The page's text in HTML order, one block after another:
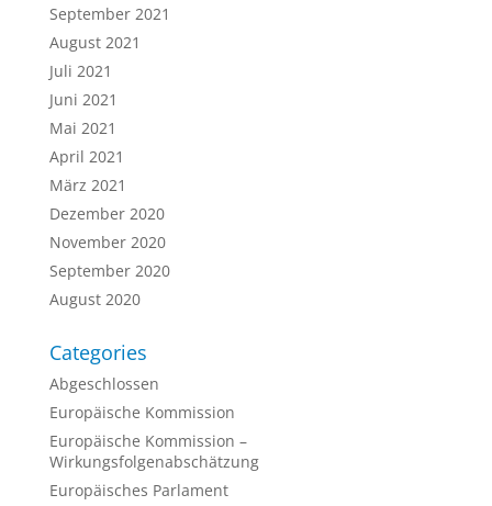
September 2021
August 2021
Juli 2021
Juni 2021
Mai 2021
April 2021
März 2021
Dezember 2020
November 2020
September 2020
August 2020
Categories
Abgeschlossen
Europäische Kommission
Europäische Kommission –
Wirkungsfolgenabschätzung
Europäisches Parlament